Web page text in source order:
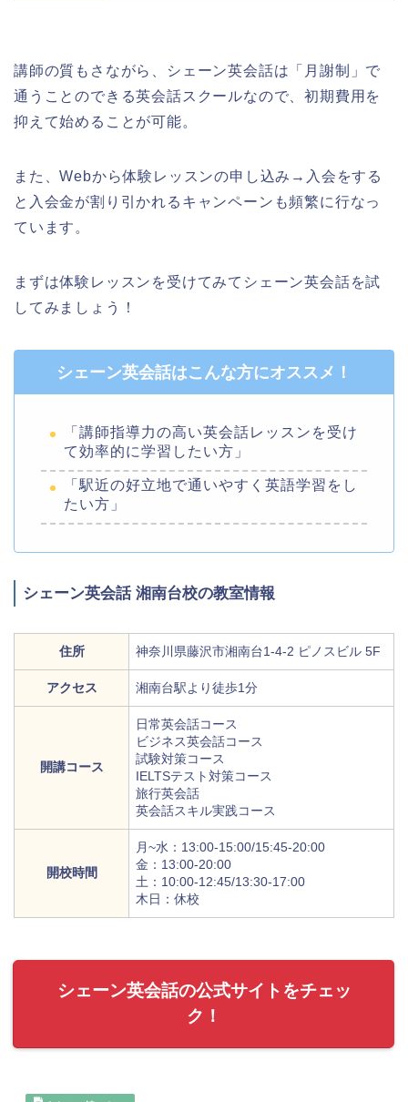
講師の質もさながら、シェーン英会話は「月謝制」で
通うことのできる英会話スクールなので、初期費用を
抑えて始めることが可能。
また、Webから体験レッスンの申し込み→入会をする
と入会金が割り引かれるキャンペーンも頻繁に行なっ
ています。
まずは体験レッスンを受けてみてシェーン英会話を試
してみましょう！
シェーン英会話はこんな方にオススメ！
「講師指導力の高い英会話レッスンを受け
て効率的に学習したい方」
「駅近の好立地で通いやすく英語学習をし
たい方」
シェーン英会話 湘南台校の教室情報
住所 神奈川県藤沢市湘南台1-4-2 ピノスビル 5F
アクセス 湘南台駅より徒歩1分
開講コース
日常英会話コース
ビジネス英会話コース
試験対策コース
IELTSテスト対策コース
旅行英会話
英会話スキル実践コース
開校時間
月~水：13:00-15:00/15:45-20:00
金：13:00-20:00
土：10:00-12:45/13:30-17:00
木日：休校
シェーン英会話の公式サイトをチェッ
ク！